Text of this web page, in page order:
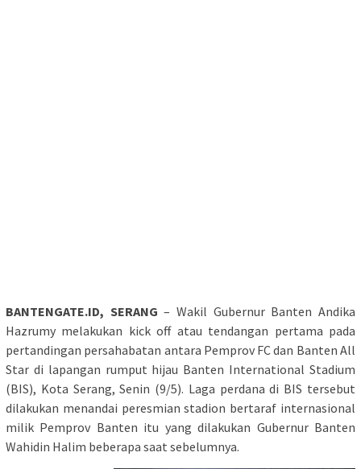
BANTENGATE.ID, SERANG – Wakil Gubernur Banten Andika
Hazrumy melakukan kick off atau tendangan pertama pada
pertandingan persahabatan antara Pemprov FC dan Banten All
Star di lapangan rumput hijau Banten International Stadium
(BIS), Kota Serang, Senin (9/5). Laga perdana di BIS tersebut
dilakukan menandai peresmian stadion bertaraf internasional
milik Pemprov Banten itu yang dilakukan Gubernur Banten
Wahidin Halim beberapa saat sebelumnya.